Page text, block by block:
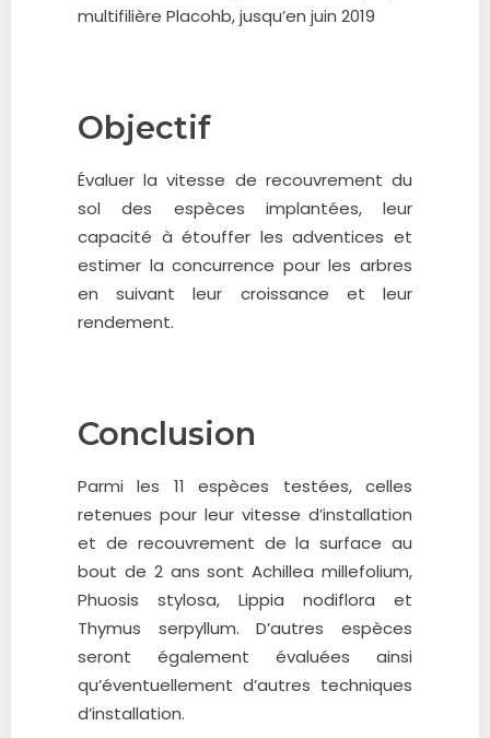
multifilière Placohb, jusqu’en juin 2019
Objectif
Évaluer la vitesse de recouvrement du
sol des espèces implantées, leur
capacité à étouffer les adventices et
estimer la concurrence pour les arbres
en suivant leur croissance et leur
rendement.
Conclusion
Parmi les 11 espèces testées, celles
retenues pour leur vitesse d’installation
et de recouvrement de la surface au
bout de 2 ans sont Achillea millefolium,
Phuosis stylosa, Lippia nodiflora et
Thymus serpyllum. D’autres espèces
seront également évaluées ainsi
qu’éventuellement d’autres techniques
d’installation.